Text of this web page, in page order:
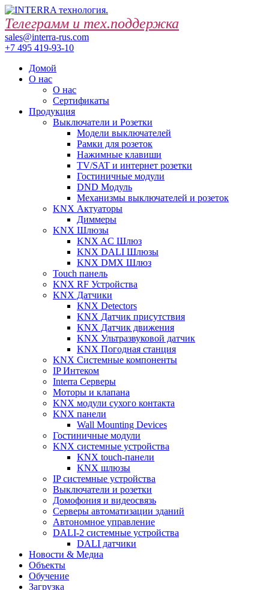
Телеграмм и тех.поддержка
sales@interra-rus.com
+7 495 419-93-10
Домой
О нас
О нас
Сертификаты
Продукция
Выключатели и Розетки
Модели выключателей
Рамки для розеток
Нажимные клавиши
TV/SAT и интернет розетки
Гостиничные модули
DND Модуль
Механизмы выключателей и розеток
KNX Актуаторы
Диммеры
KNX Шлюзы
KNX AC Шлюз
KNX DALI Шлюзы
KNX DMX Шлюз
Touch панель
KNX RF Устройства
KNX Датчики
KNX Detectors
KNX Датчик присутствия
KNX Датчик движения
KNX Ультразвуковой датчик
KNX Погодная станция
KNX Системные компоненты
IP Интеком
Interra Серверы
Моторы и клапана
KNX модули сухого контакта
KNX панели
Wall Mounting Devices
Гостиничные модули
KNX системные устройства
KNX touch-панели
KNX шлюзы
IP системные устройства
Выключатели и розетки
Домофония и видеосвязь
Серверы автоматизации зданий
Автономное управление
DALI-2 системные устройства
DALI датчики
Новости & Медиа
Объекты
Обучение
Загрузка